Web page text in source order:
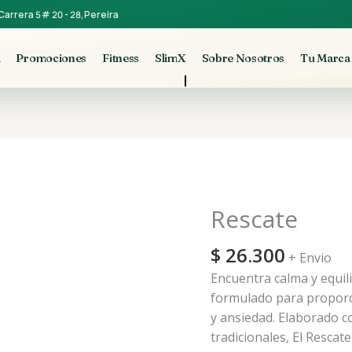
5 # 20 - 28, Pereira
Promociones Fitness SlimX Sobre Nosotros Tu Marca
Rescate
$ 26.300 + Envio
Encuentra calma y
formulado para
y ansiedad. Elaborado
tradicionales, El
Rescate
cantidad